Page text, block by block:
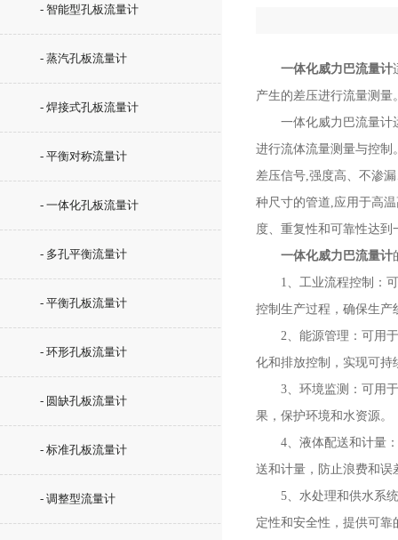
- 智能型孔板流量计
- 蒸汽孔板流量计
- 焊接式孔板流量计
- 平衡对称流量计
- 一体化孔板流量计
- 多孔平衡流量计
- 平衡孔板流量计
- 环形孔板流量计
- 圆缺孔板流量计
- 标准孔板流量计
- 调整型流量计
一体化威力巴流量计
产生的差压进行流量测
一体化威力巴流量计运
进行流体流量测量与控制
差压信号,强度高、不渗
种尺寸的管道,应用于高
度、重复性和可靠性达到
一体化威力巴流量计
1、工业流程控制：可
控制生产过程，确保生产
2、能源管理：可用于
化和排放控制，实现可持
3、环境监测：可用于
果，保护环境和水资源。
4、液体配送和计量：
送和计量，防止浪费和误
5、水处理和供水系统
定性和安全性，提供可靠